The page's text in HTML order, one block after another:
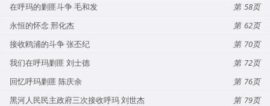
在呼玛的剿匪斗争 毛和发
58
永恒的怀念 邢化杰
62
接收鸥浦的斗争 张丕纪
70
我们在呼玛剿匪 刘士德
72
回忆呼玛剿匪 陈庆余
76
黑河人民民主政府三次接收呼玛 刘世杰
79